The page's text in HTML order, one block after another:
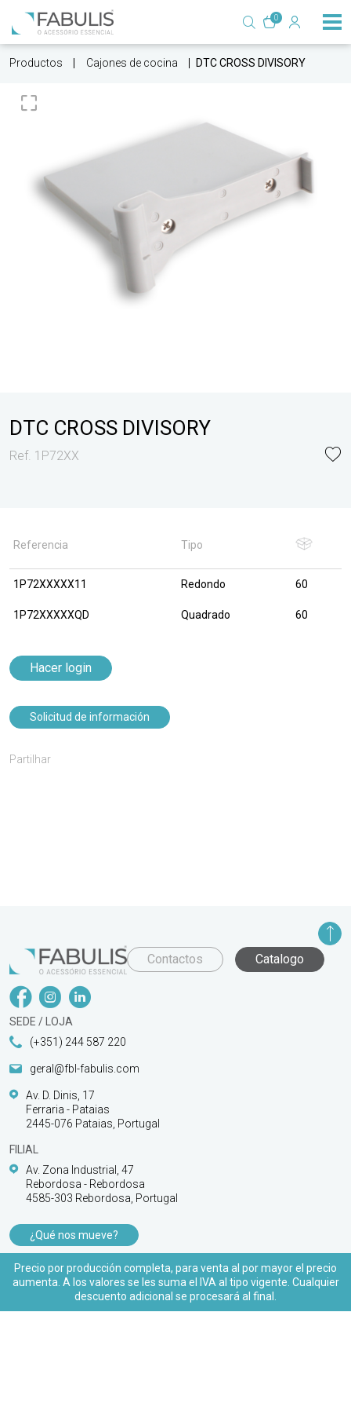
0
Productos Cajones de cocina DTC CROSS DIVISORY
DTC CROSS DIVISORY
Ref. 1P72XX
Referencia Tipo
1P72XXXXX11 Redondo 60
1P72XXXXXQD Quadrado 60
Hacer login
Solicitud de información
Partilhar
Contactos Catalogo
SEDE / LOJA
(+351) 244 587 220
geral@fbl-fabulis.com
Av. D. Dinis, 17
Ferraria - Pataias
2445-076 Pataias, Portugal
FILIAL
Av. Zona Industrial, 47
Rebordosa - Rebordosa
4585-303 Rebordosa, Portugal
¿Qué nos mueve?
PRODUCTOS
APOYO AL CLIENTE
Precio por producción completa, para venta al por mayor el precio
aumenta. A los valores se les suma el IVA al tipo vigente. Cualquier
descuento adicional se procesará al final.